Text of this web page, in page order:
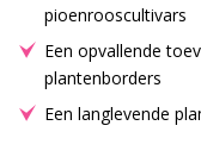
pioenrooscultivars
Een opvallende
plantenborders
Een langlevende